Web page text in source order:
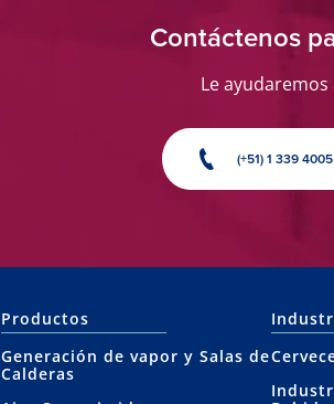
Contáctenos
Le
(+51) 1 339 4005
Productos
Generación de vapor y Salas de
Calderas